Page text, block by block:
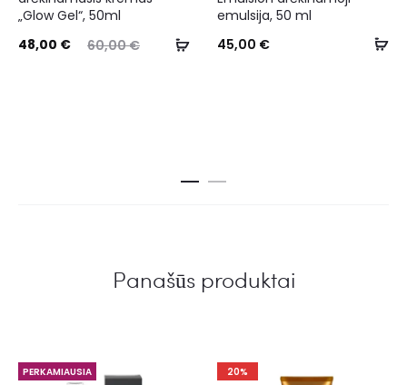
„Glow Gel“, 50ml
60,00€
48,00 €
emulsija, 50 ml
45,00 €
Panašūs produktai
PERKAMIAUSIA
20%